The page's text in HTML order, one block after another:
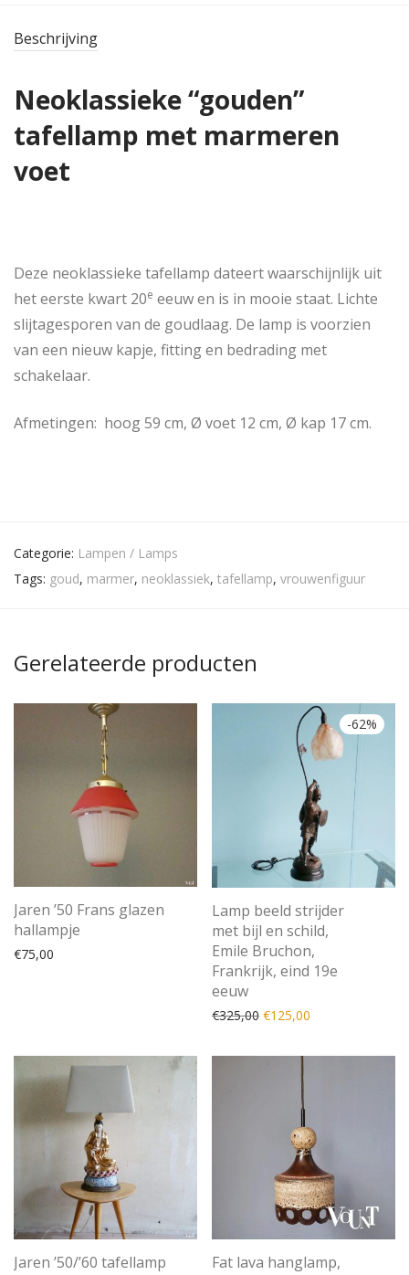
Beschrijving
Neoklassieke “gouden”
tafellamp met marmeren
voet
Deze neoklassieke tafellamp dateert waarschijnlijk uit
het eerste kwart 20e eeuw en is in mooie staat. Lichte
slijtagesporen van de goudlaag. De lamp is voorzien
van een nieuw kapje, fitting en bedrading met
schakelaar.
Afmetingen: hoog 59 cm, Ø voet 12 cm, Ø kap 17 cm.
Categorie: Lampen / Lamps
Tags: goud, marmer, neoklassiek, tafellamp, vrouwenfiguur
Gerelateerde producten
Jaren ’50 Frans glazen
hallampje
€75,00
-62%
Lamp beeld strijder
met bijl en schild,
Emile Bruchon,
Frankrijk, eind 19e
eeuw
€325,00 Oorspronkelijke prijs
€125,00
Jaren ’50/’60 tafellamp
Fat lava hanglamp,